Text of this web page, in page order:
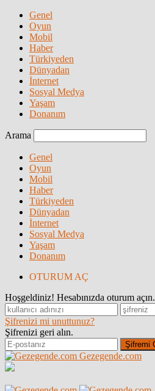
Genel
Oyun
Mobil
Haber
Türkiyeden
Dünyadan
İnternet
Sosyal Medya
Yaşam
Donanım
Arama
Genel
Oyun
Mobil
Haber
Türkiyeden
Dünyadan
İnternet
Sosyal Medya
Yaşam
Donanım
OTURUM AÇ
Hoşgeldiniz! Hesabınızda oturum açın.
Şifrenizi mi unuttunuz?
Şifrenizi geri alın.
Gezegende.com